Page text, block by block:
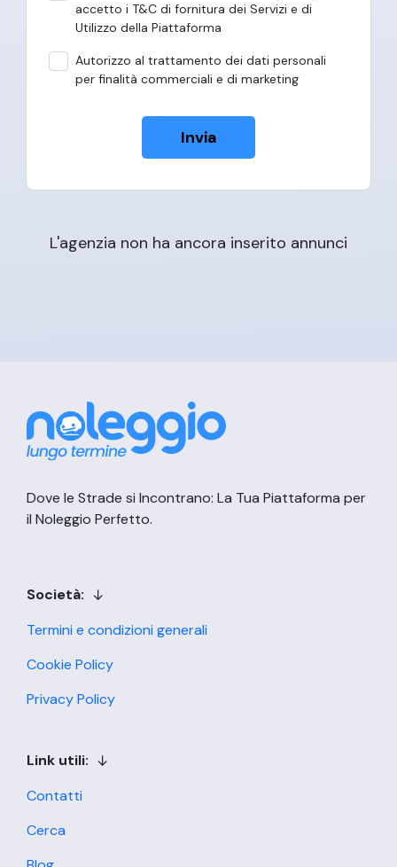
accetto i T&C di fornitura dei Servizi e di
Utilizzo della Piattaforma
Autorizzo al trattamento dei dati personali
per finalità commerciali e di marketing
Invia
L'agenzia non ha ancora inserito annunci
Dove le Strade si Incontrano: La Tua Piattaforma per
il Noleggio Perfetto.
Società:
Termini e condizioni generali
Cookie Policy
Privacy Policy
Link utili:
Contatti
Cerca